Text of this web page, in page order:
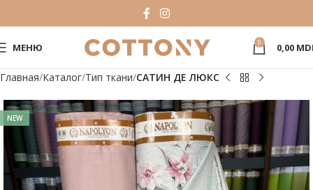
МЕНЮ 0 0,00
Главная Каталог Тип ткани САТИН ДЕ ЛЮКС
NEW